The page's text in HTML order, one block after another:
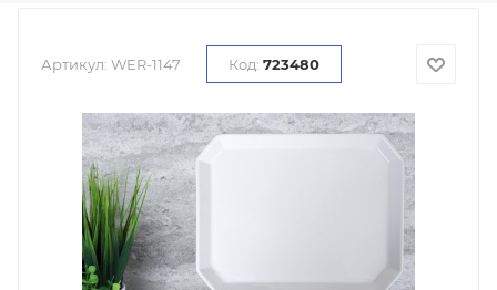
Артикул: WER-1147 Код: 723480